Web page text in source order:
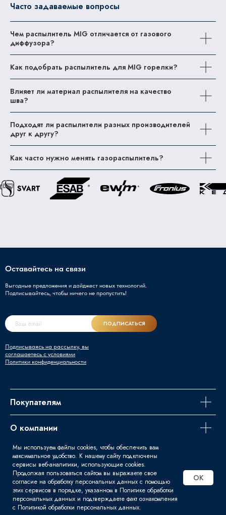
Мы используем файлы cookies, чтобы обеспечить вам
максимальное удобство. К нашему сайту подключены
сервисы веб-аналитики, использующие cookies.
Продолжая пользоваться сайтом вы выражаете свое
согласие на обработку персональных данных с помощью
этих сервисов в порядке, указанном в Политике обработки
персональных данных и подтверждаете факт ознакомления
с Политикой обработки персональных данных.
OK
Часто задаваемые вопросы
Чем распылитель MIG отличается от газового
диффузора?
Как подобрать распылитель для MIG горелки?
Влияет ли материал распылителя на качество
шва?
Подходят ли распылители разных производителей
друг к другу?
Как часто нужно менять газораспылитель?
Оставайтесь на связи
Выгодные предложения и дайджест новых технологий.
Подписывайтесь, чтобы ничего не пропустить!
Подписываясь на рассылку, вы
соглашаетесь с условиями
Политики конфиденциальности
ПОДПИСАТЬСЯ
Покупателям
О компании
Задайте вопрос
© 2016 - 2026 | Svart - Продажа
сварочного оборудования